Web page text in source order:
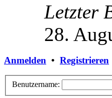
Letzter
28.
Anmelden • Registrieren
Benutzername: